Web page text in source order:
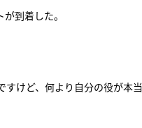
到着した。
けど、何より自分の役が本